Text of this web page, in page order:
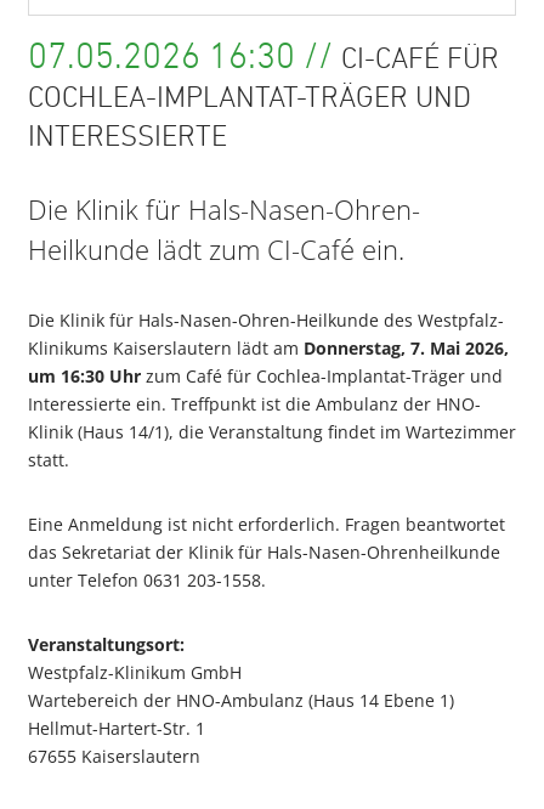
07.05.2026 16:30 // CI-CAFÉ FÜR
COCHLEA-IMPLANTAT-TRÄGER UND
INTERESSIERTE
Die Klinik für Hals-Nasen-Ohren-
Heilkunde lädt zum CI-Café ein.
Die Klinik für Hals-Nasen-Ohren-Heilkunde des Westpfalz-
Klinikums Kaiserslautern lädt am Donnerstag, 7. Mai 2026,
um 16:30 Uhr zum Café für Cochlea-Implantat-Träger und
Interessierte ein. Treffpunkt ist die Ambulanz der HNO-
Klinik (Haus 14/1), die Veranstaltung findet im Wartezimmer
statt.
Eine Anmeldung ist nicht erforderlich. Fragen beantwortet
das Sekretariat der Klinik für Hals-Nasen-Ohrenheilkunde
unter Telefon 0631 203-1558.
Veranstaltungsort:
Westpfalz-Klinikum GmbH
Wartebereich der HNO-Ambulanz (Haus 14 Ebene 1)
Hellmut-Hartert-Str. 1
67655 Kaiserslautern